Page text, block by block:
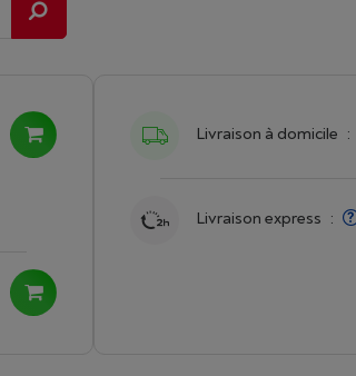
Livraison à domicile :
Livraison express :